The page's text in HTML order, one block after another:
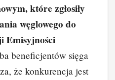
które zgłosiły
węglowego do
Emisyjności
beneficjentów sięga
że konkurencja jest